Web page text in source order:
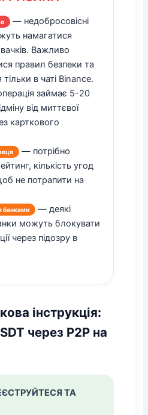
— недобросовісні
намагатися
Важливо
правил безпеки та
тільки в чаті Binance.
займає 5-20
від миттєвої
карткового
— потрібно
кількість угод
не потрапити на
банками
— деякі
можуть блокувати
через підозру в
інструкція:
через P2P на
ТА